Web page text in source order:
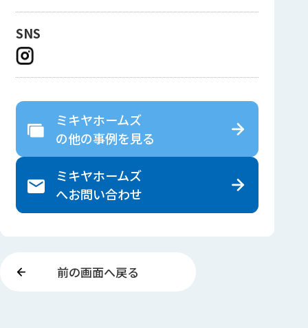
SNS
ミキヤホームズ
の他の事例を見る
ミキヤホームズ
へお問い合わせ
前の画面へ戻る